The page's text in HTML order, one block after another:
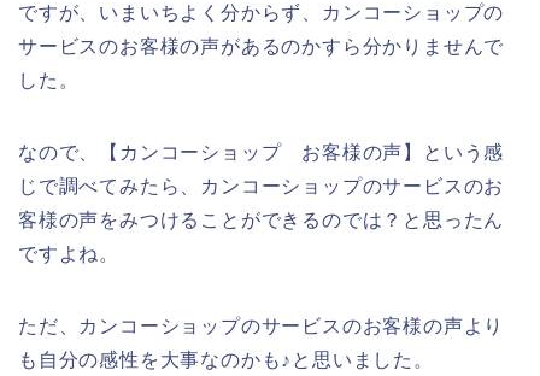
ですが、いまいちよく分からず、カンコーショップの
サービスのお客様の声があるのかすら分かりませんで
した。
なので、【カンコーショップ お客様の声】という感
じで調べてみたら、カンコーショップのサービスのお
客様の声をみつけることができるのでは？と思ったん
ですよね。
ただ、カンコーショップのサービスのお客様の声より
も自分の感性を大事なのかも♪と思いました。